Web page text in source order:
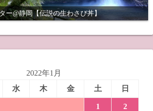
ー@静岡【伝説の生わさび丼】
2022年1月
水 木 金 土 日
1 2